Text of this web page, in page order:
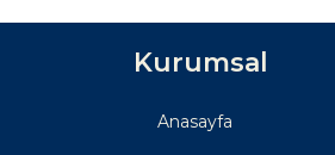
Kurumsal
Anasayfa